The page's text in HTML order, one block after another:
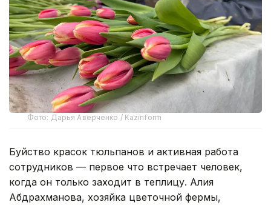
Фото: Дарья Аверченко / Kazinform
Буйство красок тюльпанов и активная работа
сотрудников — первое что встречает человек,
когда он только заходит в теплицу. Алия
Абдрахманова, хозяйка цветочной фермы,